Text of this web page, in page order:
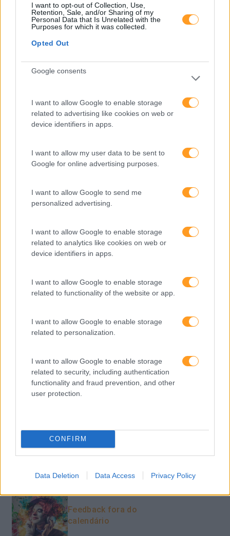
I want to opt-out of Collection, Use,
Retention, Sale, and/or Sharing of my
Personal Data that Is Unrelated with the
Purposes for which it was collected.
Opted Out
Google consents
I want to allow Google to enable storage
related to advertising like cookies on web or
device identifiers in apps.
I want to allow my user data to be sent to
Google for online advertising purposes.
I want to allow Google to send me
personalized advertising.
I want to allow Google to enable storage
related to analytics like cookies on web or
device identifiers in apps.
I want to allow Google to enable storage
related to functionality of the website or app.
I want to allow Google to enable storage
related to personalization.
I want to allow Google to enable storage
related to security, including authentication
functionality and fraud prevention, and other
user protection.
CONFIRM
Data Deletion Data Access Privacy Policy
Artigo De Opinião
Cultura
Desenvolvimento De Competências
Entrevista
Interculturalidade
Liderança
Mudança
Pessoas
Recursos Humanos
Sustentabilidade
Team Building
Recentes
Feedback fora do
calendário